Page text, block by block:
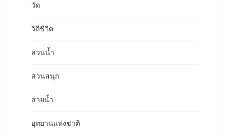
วัด
วิถีชีวิต
สวนน้ำ
สวนสนุก
สายน้ำ
อุทยานแห่งชาติ